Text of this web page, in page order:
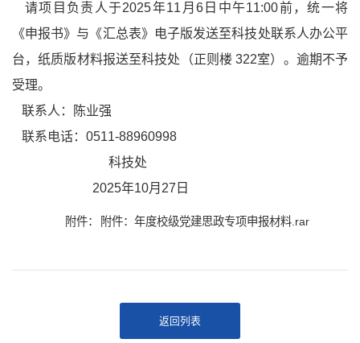
请项目负责人于2025年11月6日中午11:00前，统一将
《申报书》与《汇总表》电子版发送至科技处联系人办公平
台，纸质版材料报送至科技处（正则楼 322室）。逾期不予
受理。
联系人：陈业强
联系电话：0511-88960998
科技处
2025年10月27日
附件： 附件：年度校级党建思政专项申报材料.rar
返回列表